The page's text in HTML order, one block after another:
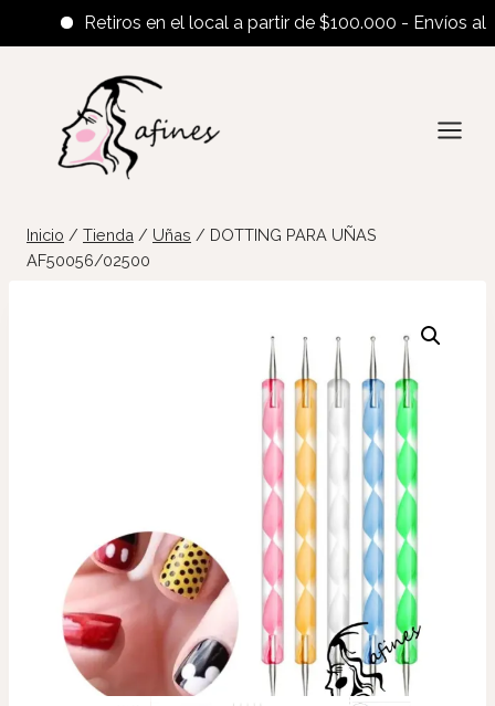
Retiros en el local a partir de $100.000 - Envíos al
contenido
Inicio / Tienda / Uñas / DOTTING PARA UÑAS
AF50056/02500